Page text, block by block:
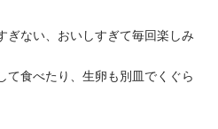
ぎない、おいしすぎて毎回楽しみ
て食べたり、生卵も別皿でくぐら